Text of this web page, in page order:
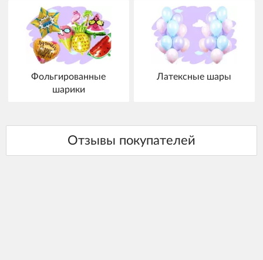
Фольгированные
шарики
Латексные шары